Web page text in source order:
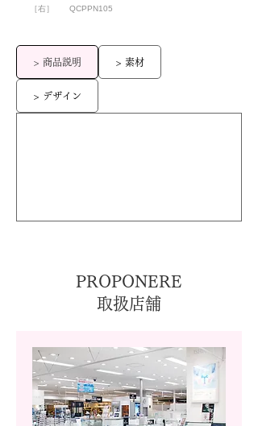
［右］
QCPPN105
> 商品説明 > 素材
> デザイン
PROPONERE
取扱店舗